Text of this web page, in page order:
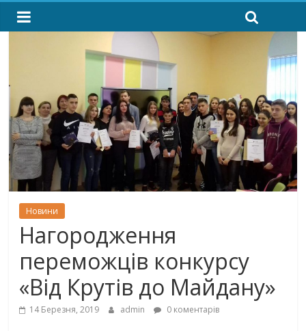
Новини
Нагородження
переможців конкурсу
«Від Крутів до Майдану»
14 Березня, 2019 admin 0 коментарів